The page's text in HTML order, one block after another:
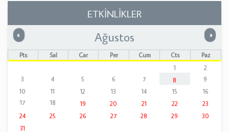
ETKİNLİKLER
« Önceki »
Ağustos
Pts Sal Çar Per Cum Cts
Paz
1
2
3
4 5 6 7 8
9
10
11 12 13 14 15
16
17
18 19 20 21 22
23
24
25 26 27 28 29
30
31